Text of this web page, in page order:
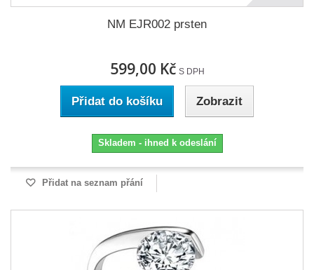
NM EJR002 prsten
599,00 Kč S DPH
Přidat do košíku Zobrazit
Skladem - ihned k odeslání
Přidat na seznam přání